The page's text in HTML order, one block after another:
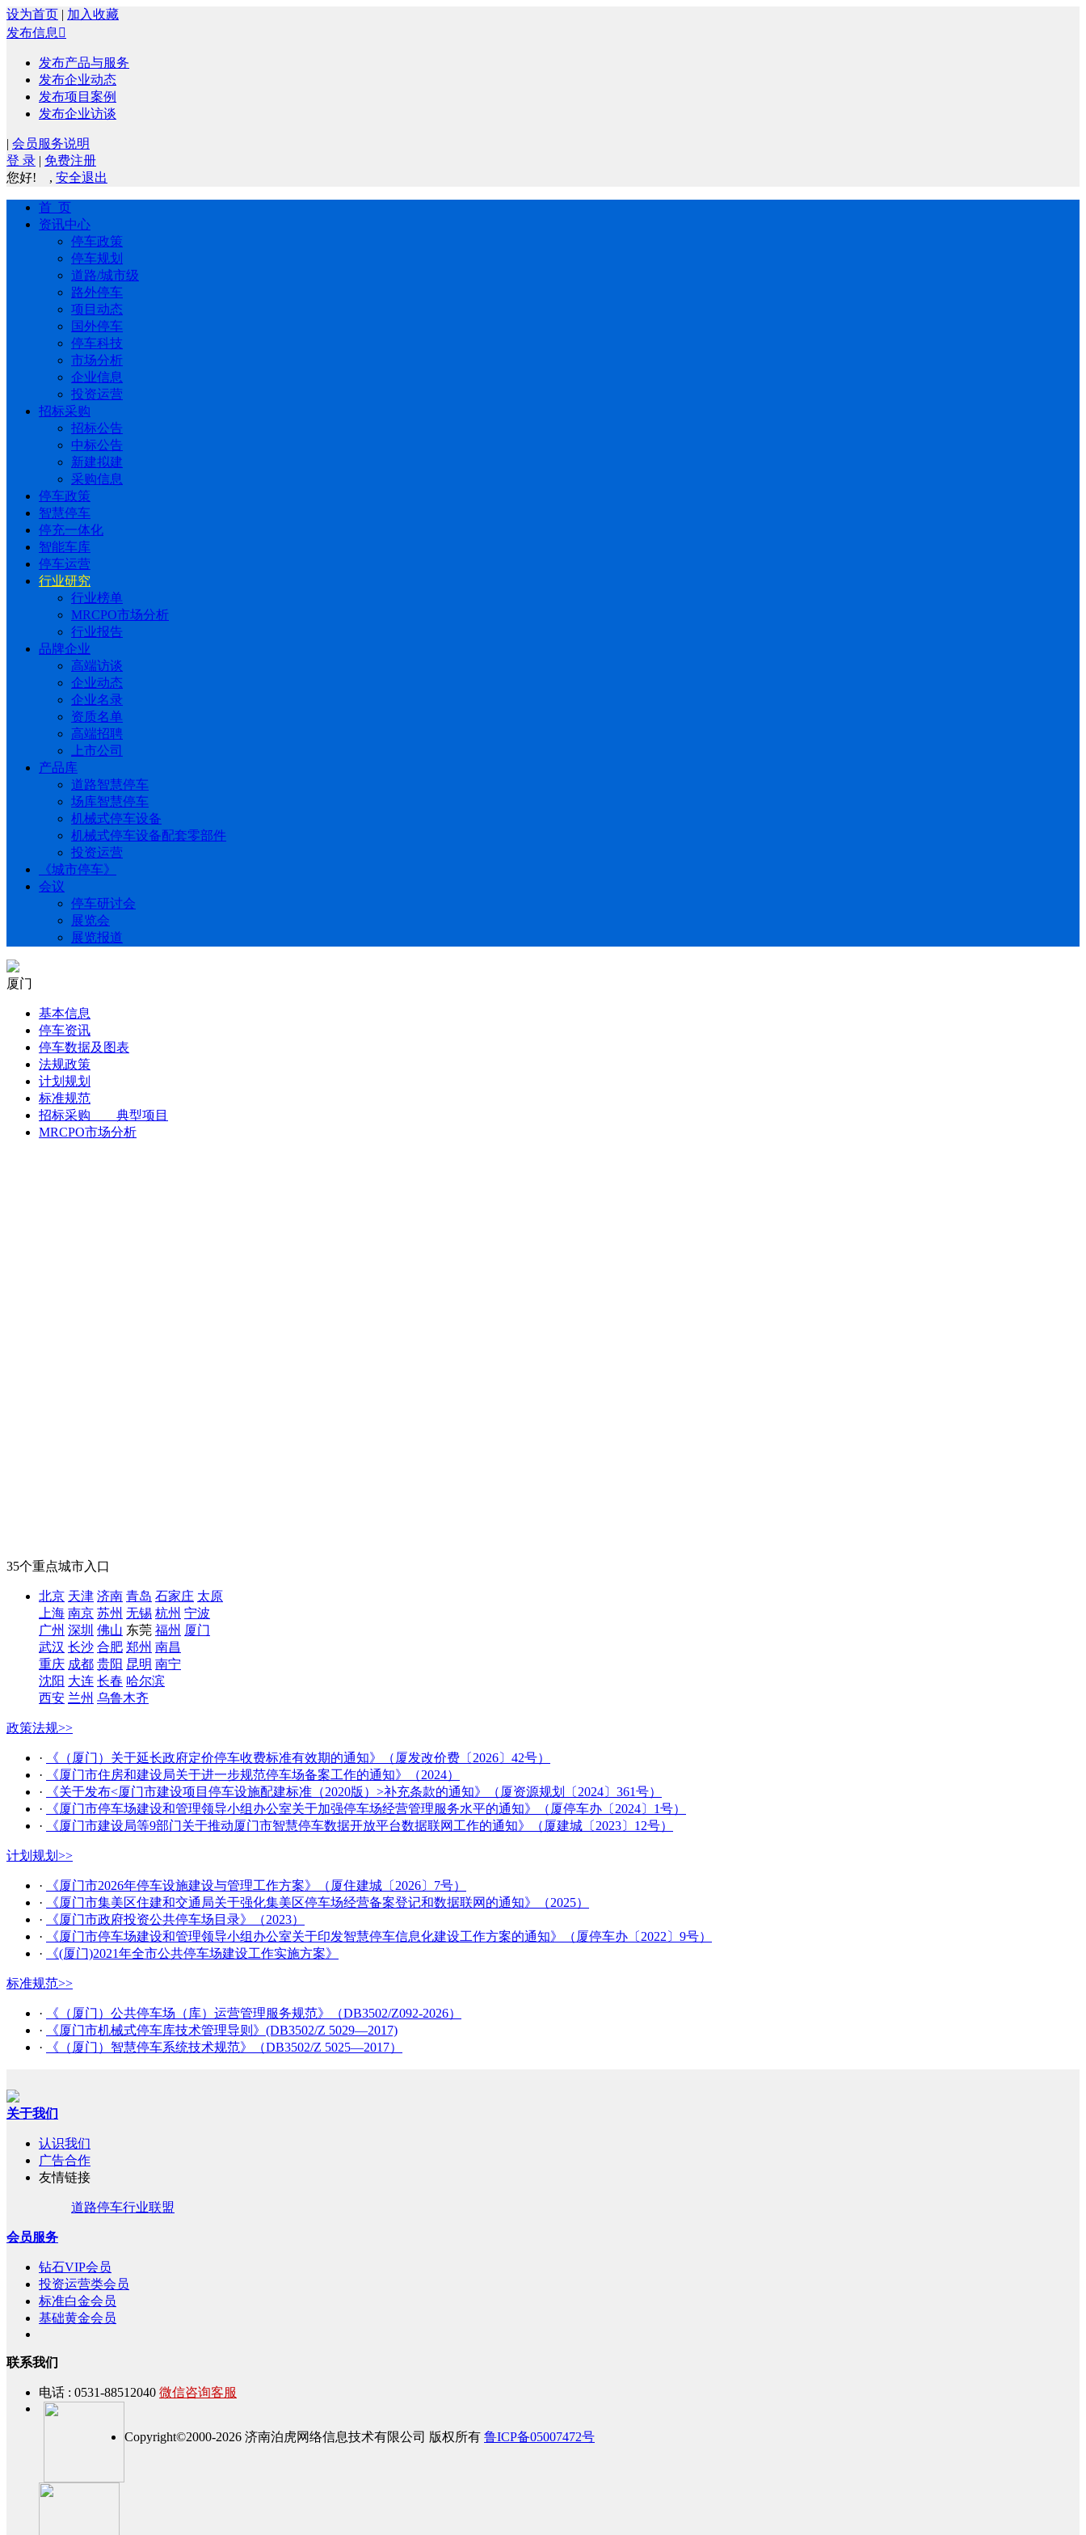
设为首页 | 加入收藏
发布信息 
发布产品与服务
发布企业动态
发布项目案例
发布企业访谈
| 会员服务说明
登 录 | 免费注册
您好!
, 安全退出
首 页
资讯中心
停车政策
停车规划
道路/城市级
路外停车
项目动态
国外停车
停车科技
市场分析
企业信息
投资运营
招标采购
招标公告
中标公告
新建拟建
采购信息
停车政策
智慧停车
停充一体化
智能车库
停车运营
行业研究
行业榜单
MRCPO市场分析
行业报告
品牌企业
高端访谈
企业动态
企业名录
资质名单
高端招聘
上市公司
产品库
道路智慧停车
场库智慧停车
机械式停车设备
机械式停车设备配套零部件
投资运营
《城市停车》
会议
停车研讨会
展览会
展览报道
厦门
基本信息
停车资讯
停车数据及图表
法规政策
计划规划
标准规范
招标采购 典型项目
MRCPO市场分析
35个重点城市入口
北京 天津 济南 青岛 石家庄 太原
上海 南京 苏州 无锡 杭州 宁波
广州 深圳 佛山 东莞 福州 厦门
武汉 长沙 合肥 郑州 南昌
重庆 成都 贵阳 昆明 南宁
沈阳 大连 长春 哈尔滨
西安 兰州 乌鲁木齐
政策法规>>
·
《（厦门）关于延长政府定价停车收费标准有效期的通知》（厦发改价费〔2026〕42号）
·
《厦门市住房和建设局关于进一步规范停车场备案工作的通知》（2024）
·
《关于发布<厦门市建设项目停车设施配建标准（2020版）>补充条款的通知》（厦资源规划〔2024〕361号）
·
《厦门市停车场建设和管理领导小组办公室关于加强停车场经营管理服务水平的通知》（厦停车办〔2024〕1号）
·
《厦门市建设局等9部门关于推动厦门市智慧停车数据开放平台数据联网工作的通知》（厦建城〔2023〕12号）
计划规划 >>
·
《厦门市2026年停车设施建设与管理工作方案》（厦住建城〔2026〕7号）
·
《厦门市集美区住建和交通局关于强化集美区停车场经营备案登记和数据联网的通知》（2025）
·
《厦门市政府投资公共停车场目录》（2023）
·
《厦门市停车场建设和管理领导小组办公室关于印发智慧停车信息化建设工作方案的通知》（厦停车办〔2022〕9号）
·
《(厦门)2021年全市公共停车场建设工作实施方案》
标准规范>>
·
《（厦门）公共停车场（库）运营管理服务规范》（DB3502/Z092-2026）
·
《厦门市机械式停车库技术管理导则》(DB3502/Z 5029—2017)
·
《（厦门）智慧停车系统技术规范》（DB3502/Z 5025—2017）
关于我们
认识我们
广告合作
友情链接
道路停车行业联盟
会员服务
钻石VIP会员
投资运营类会员
标准白金会员
基础黄金会员
联系我们
电话 : 0531-88512040 微信咨询客服
Copyright©2000-2026 济南泊虎网络信息技术有限公司 版权所有 鲁ICP备05007472号